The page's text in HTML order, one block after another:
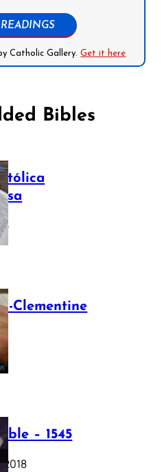
Catholic Gallery.Get it here
Bibles
Clementine
– 1545
2018